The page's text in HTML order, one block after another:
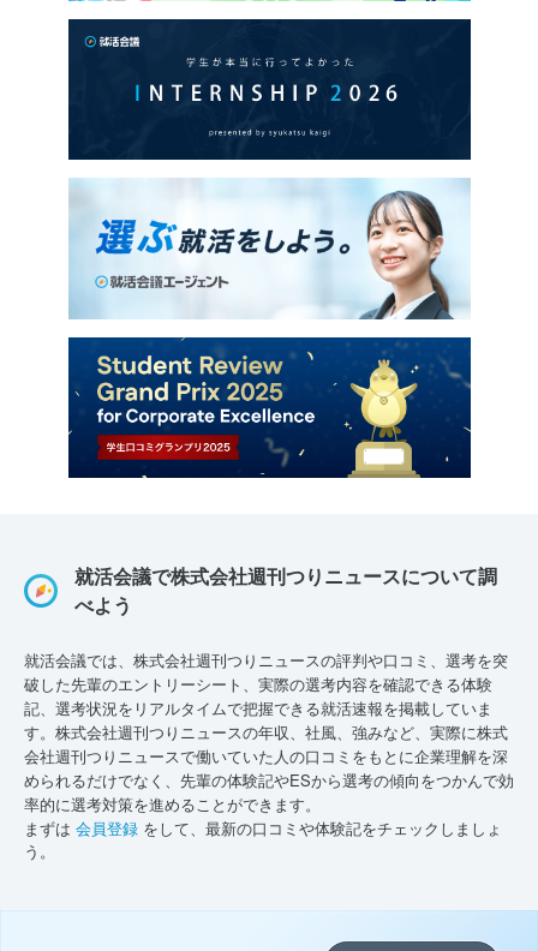
就活会議で株式会社週刊つりニュースについて調
べよう
就活会議では、株式会社週刊つりニュースの評判や口コミ、選考を突
破した先輩のエントリーシート、実際の選考内容を確認できる体験
記、選考状況をリアルタイムで把握できる就活速報を掲載していま
す。株式会社週刊つりニュースの年収、社風、強みなど、実際に株式
会社週刊つりニュースで働いていた人の口コミをもとに企業理解を深
められるだけでなく、先輩の体験記やESから選考の傾向をつかんで効
率的に選考対策を進めることができます。
まずは 会員登録 をして、最新の口コミや体験記をチェックしましょ
う。